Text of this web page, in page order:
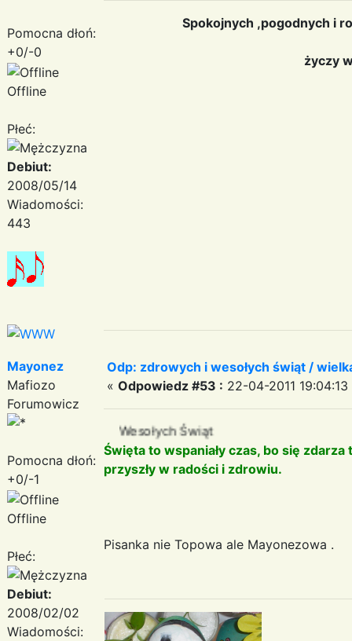
Pomocna dłoń:
+0/-0
Offline
Płeć:
Debiut:
2008/05/14
Wiadomości:
443
Spokojnych ,pogodnych i
życzy
Mayonez
Mafiozo
Forumowicz
Pomocna dłoń:
+0/-1
Offline
Płeć:
Debiut:
2008/02/02
Wiadomości:
Odp: zdrowych i wesołych świąt /
« Odpowiedz #53 : 22-04-2011 19:04:13
Wesołych Świąt
Święta to wspaniały czas, bo się
przyszły w radości i zdrowiu.
Pisanka nie Topowa ale Mayonezowa .